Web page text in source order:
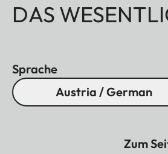
DAS
Sprache
Austria / German
Zum